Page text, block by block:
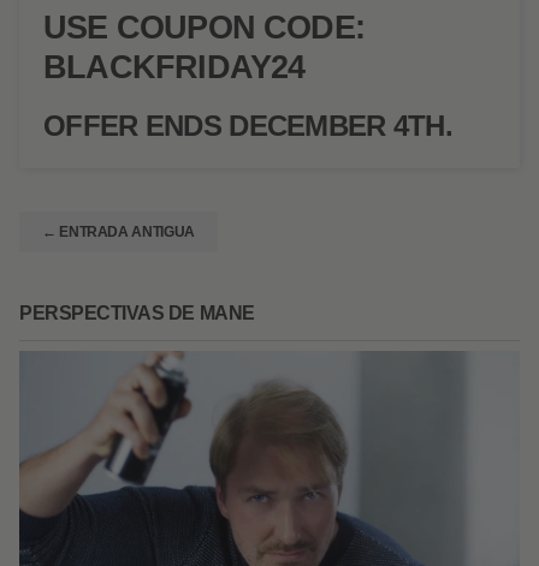
USE COUPON CODE:
BLACKFRIDAY24
OFFER ENDS DECEMBER 4TH.
← ENTRADA ANTIGUA
PERSPECTIVAS DE MANE